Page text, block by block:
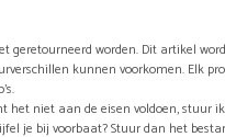
geretourneerd worden. Dit artikel
kunnen voorkomen. Elk
niet aan de eisen voldoen, stuur
je bij voorbaat? Stuur dan het